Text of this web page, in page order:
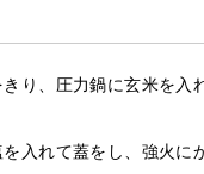
り、圧力鍋に玄米を入
入れて蓋をし、強火に